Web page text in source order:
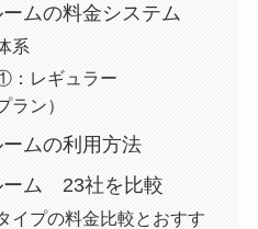
ムの料金システム
系
：レギュラー
ラン）
ムの利用方法
ーム 23社を比較
イプの料金比較とおすす